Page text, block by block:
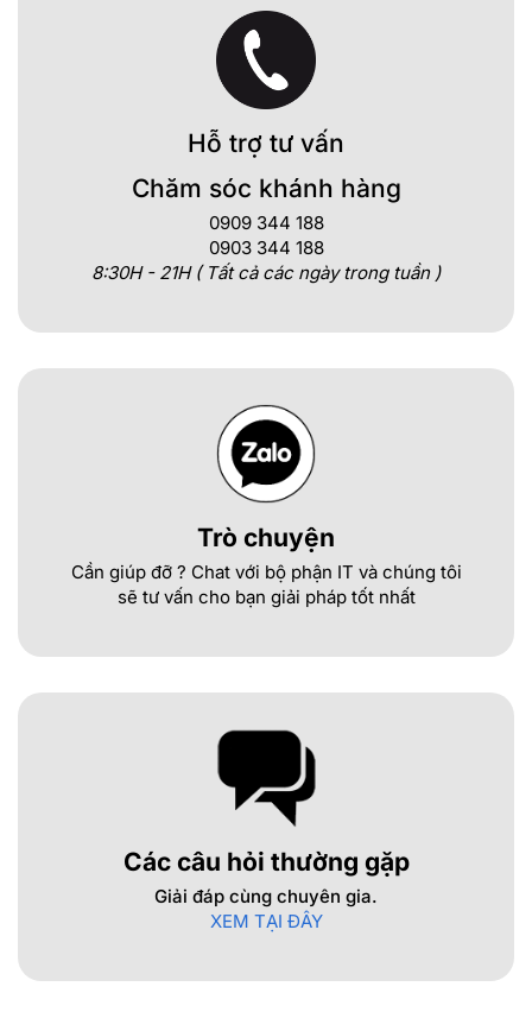
Hỗ trợ tư vấn
Chăm sóc khánh hàng
0909 344 188
0903 344 188
8:30H - 21H ( Tất cả các ngày trong tuần )
Trò chuyện
Cần giúp đỡ ? Chat với bộ phận IT và chúng tôi
sẽ tư vấn cho bạn giải pháp tốt nhất
Các câu hỏi thường gặp
Giải đáp cùng chuyên gia.
XEM TẠI ĐÂY